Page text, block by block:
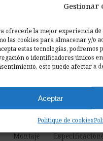
Gestionar
ofrecerle la mejor experiencia
las cookies para almacenar y/o
estas tecnologías,
o identificadores únicos
esto puede afectar a
Aceptar
Politique de cookies
Montaje